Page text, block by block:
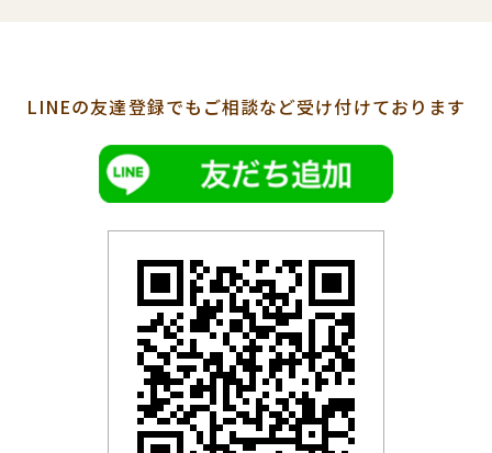
LINEの友達登録でも ご相談など受け付けております